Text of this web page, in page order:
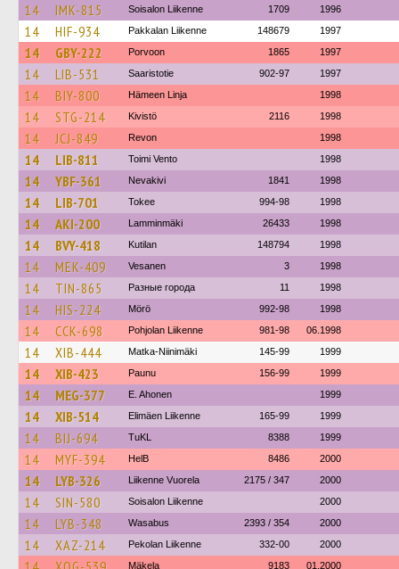
14 IMK-815 Soisalon Liikenne 1709 1996
14 HIF-934 Pakkalan Liikenne 148679 1997
14 GBY-222 Porvoon 1865 1997
14 LIB-531 Saaristotie 902-97 1997
14 BIY-800 Hämeen Linja 1998
14 STG-214 Kivistö 2116 1998
14 JCJ-849 Revon 1998
14 LIB-811 Toimi Vento 1998
14 YBF-361 Nevakivi 1841 1998
14 LIB-701 Tokee 994-98 1998
14 AKI-200 Lamminmäki 26433 1998
14 BVY-418 Kutilan 148794 1998
14 MEK-409 Vesanen 3 1998
14 TIN-865 Разные города 11 1998
14 HIS-224 Mörö 992-98 1998
14 CCK-698 Pohjolan Liikenne 981-98 06.1998
14 XIB-444 Matka-Niinimäki 145-99 1999
14 XIB-423 Paunu 156-99 1999
14 MEG-377 E. Ahonen 1999
14 XIB-514 Elimäen Liikenne 165-99 1999
14 BIJ-694 TuKL 8388 1999
14 MYF-394 HelB 8486 2000
14 LYB-326 Liikenne Vuorela 2175 / 347 2000
14 SIN-580 Soisalon Liikenne 2000
14 LYB-348 Wasabus 2393 / 354 2000
14 XAZ-214 Pekolan Liikenne 332-00 2000
Mäkela 9183 01.2000